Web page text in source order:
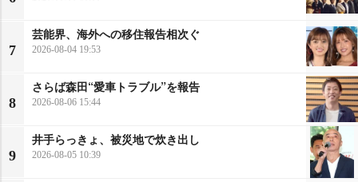
7
芸能界、海外への移住報告相次ぐ
2026-08-04 19:53
8
さらば森田“愛車トラブル”を報告
2026-08-06 15:44
9
井手らっきょ、被災地で炊き出し
2026-08-05 10:39